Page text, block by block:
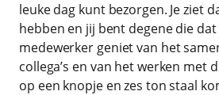
leuke dag kunt bezorgen. Je ziet
hebben en jij bent degene die
medewerker geniet van het
collega’s en van het werken met
op een knopje en zes ton staal